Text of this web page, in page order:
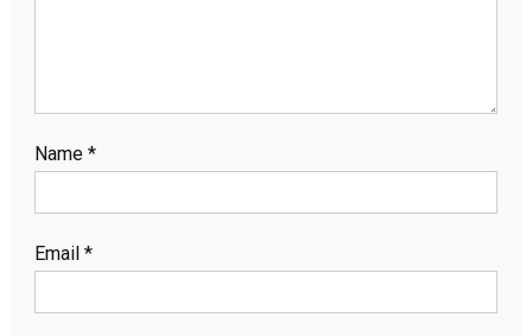
Name *
Email *